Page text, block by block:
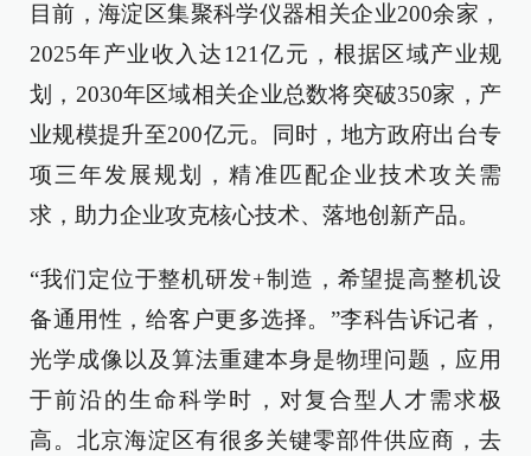
目前，海淀区集聚科学仪器相关企业200余家，
2025年产业收入达121亿元，根据区域产业规
划，2030年区域相关企业总数将突破350家，产
业规模提升至200亿元。同时，地方政府出台专
项三年发展规划，精准匹配企业技术攻关需
求，助力企业攻克核心技术、落地创新产品。
“我们定位于整机研发+制造，希望提高整机设
备通用性，给客户更多选择。”李科告诉记者，
光学成像以及算法重建本身是物理问题，应用
于前沿的生命科学时，对复合型人才需求极
高。北京海淀区有很多关键零部件供应商，去